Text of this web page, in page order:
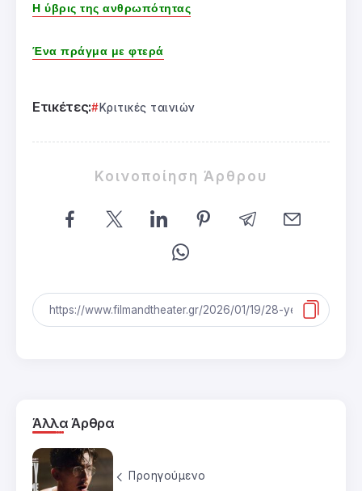
Η ύβρις της ανθρωπότητας
Ένα πράγμα με φτερά
Ετικέτες: Κριτικές ταινιών
Κοινοποίηση Άρθρου
Άλλα Άρθρα
Προηγούμενο